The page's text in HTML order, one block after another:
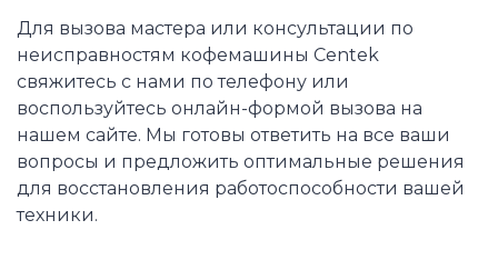
Для вызова мастера или консультации по
неисправностям кофемашины Centek
свяжитесь с нами по телефону или
воспользуйтесь онлайн-формой вызова на
нашем сайте. Мы готовы ответить на все ваши
вопросы и предложить оптимальные решения
для восстановления работоспособности вашей
техники.